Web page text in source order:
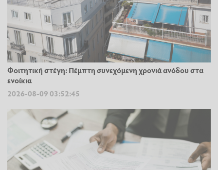
Φοιτητική στέγη: Πέμπτη συνεχόμενη χρονιά ανόδου στα
ενοίκια
2026-08-09 03:52:45